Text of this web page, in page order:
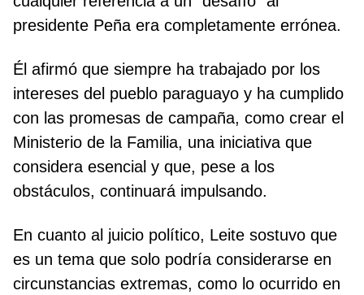
presidente Peña era completamente errónea.
Él afirmó que siempre ha trabajado por los
intereses del pueblo paraguayo y ha cumplido
con las promesas de campaña, como crear el
Ministerio de la Familia, una iniciativa que
considera esencial y que, pese a los
obstáculos, continuará impulsando.
En cuanto al juicio político, Leite sostuvo que
es un tema que solo podría considerarse en
circunstancias extremas, como lo ocurrido en